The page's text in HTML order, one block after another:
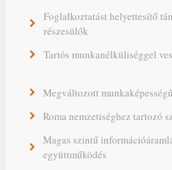
Foglalkoztatást helyettesítő
részesülők
Tartós munkanélküliséggel
Megváltozott
Roma nemzetiséghez tartozó
Magas szintű
együttműködés